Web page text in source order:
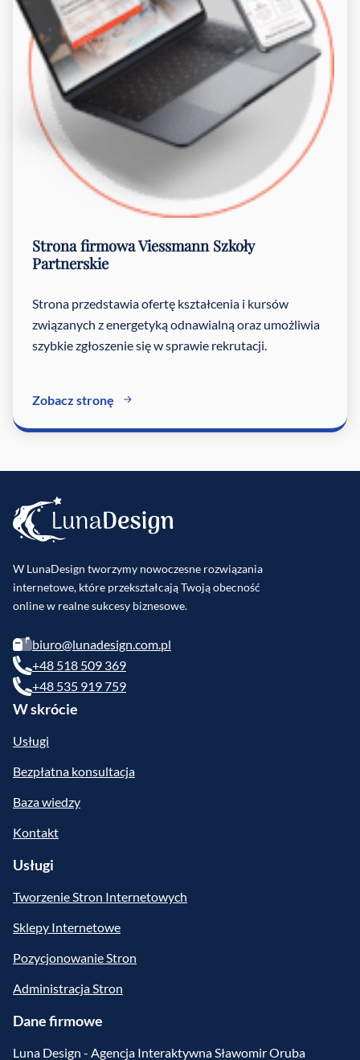
Strona firmowaViessmann Szkoły
Partnerskie
Strona przedstawia ofertę kształcenia i kursów
związanych z energetyką odnawialną oraz umożliwia
szybkie zgłoszenie się w sprawie rekrutacji.
Zobacz stronę
W LunaDesign tworzymy nowoczesne rozwiązania
internetowe, które przekształcają Twoją obecność
online w realne sukcesy biznesowe.
biuro@lunadesign.com.pl
+48 518 509 369
+48 535 919 759
W skrócie
Usługi
Bezpłatna konsultacja
Baza wiedzy
Kontakt
Usługi
Tworzenie Stron Internetowych
Sklepy Internetowe
Pozycjonowanie Stron
Administracja Stron
Dane firmowe
Luna Design - Agencja Interaktywna Sławomir Oruba